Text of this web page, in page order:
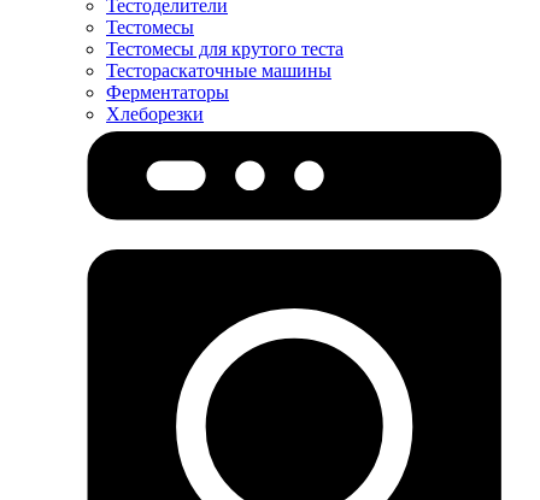
Тестоделители
Тестомесы
Тестомесы для крутого теста
Тестораскаточные машины
Ферментаторы
Хлеборезки